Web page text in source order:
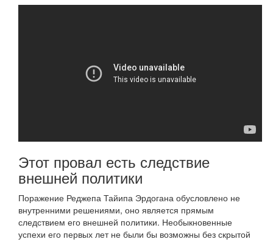
Этот провал есть следствие
внешней политики
Поражение Реджепа Тайипа Эрдогана обусловлено не
внутренними решениями, оно является прямым
следствием его внешней политики. Необыкновенные
успехи его первых лет не были бы возможны без скрытой